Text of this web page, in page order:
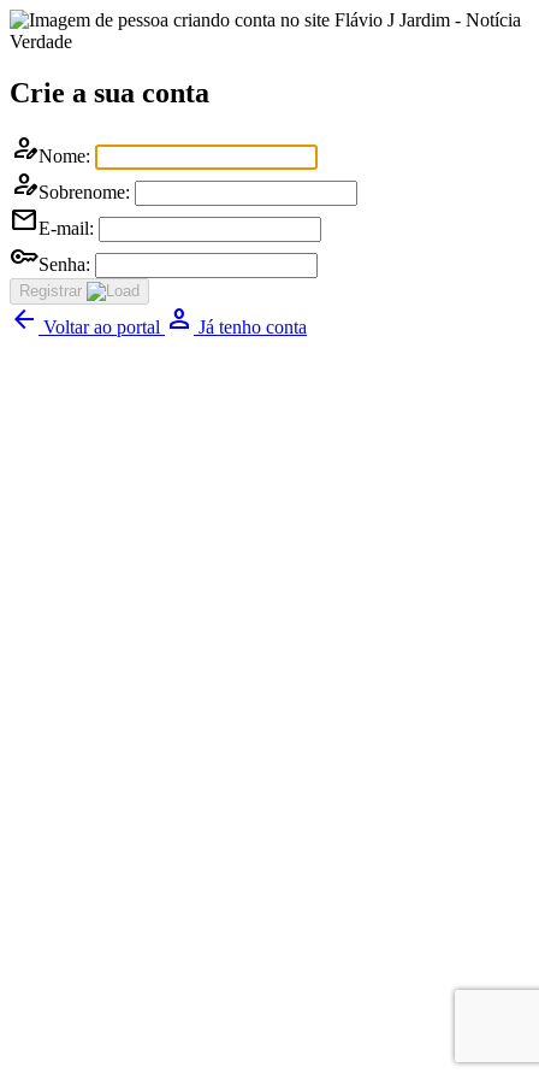
Flávio J Jardim - Notícia
Verdade
Crie a sua conta
person_editNome:
person_editSobrenome:
mailE-mail:
keySenha:
Registrar
arrow_back Voltar ao portal Person Já tenho conta